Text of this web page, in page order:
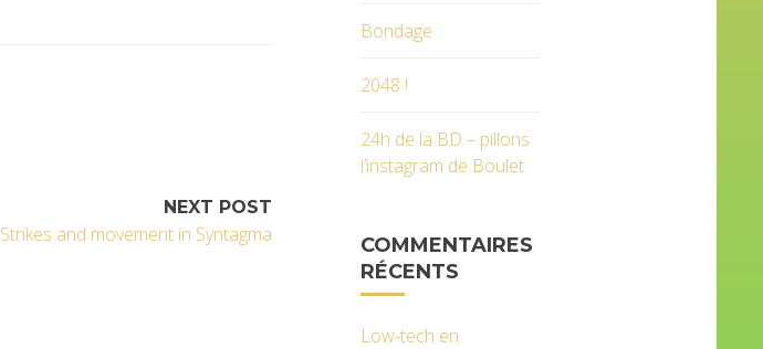
NEXT POST
Strikes and movement in Syntagma
Bondage
2048 !
24h de la BD – pillons
l’instagram de Boulet
COMMENTAIRES
RÉCENTS
Low-tech en